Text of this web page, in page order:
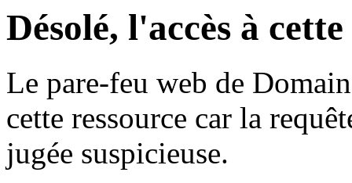
Désolé, l'accès à
Le pare-feu web de
cette ressource car la
jugée suspicieuse.